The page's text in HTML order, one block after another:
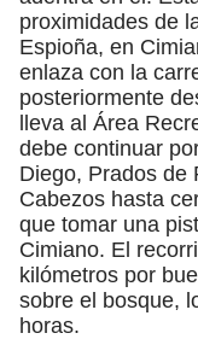
proximidades de
Espioña, en
enlaza con la
posteriormente
lleva al Área
debe continuar
Diego, Prados de
Cabezos hasta
que tomar una
Cimiano. El
kilómetros por
sobre el bosque,
horas.